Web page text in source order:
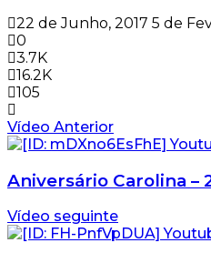
22 de Junho, 2017 5 de
0
3.7K
16.2K
105
Vídeo Anterior
Aniversário Carolina –
Vídeo seguinte